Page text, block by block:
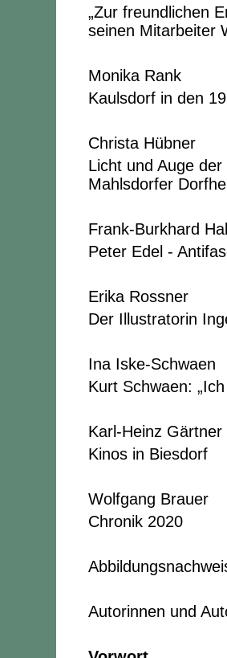
„Zur freundlichen
seinen Mitarbeiter
Monika Rank
Kaulsdorf in den
Christa Hübner
Licht und Auge
Mahlsdorfer
Frank-Burkhard
Peter Edel -
Erika Rossner
Der Illustratorin
Ina Iske-Schwaen
Kurt Schwaen:
Karl-Heinz Gärtner
Kinos in Biesdorf
Wolfgang Brauer
Chronik 2020
Autorinnen und